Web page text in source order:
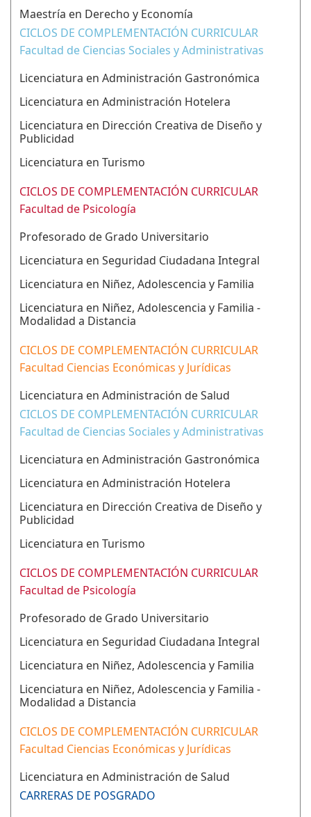
Maestría en Derecho y Economía
CICLOS DE COMPLEMENTACIÓN CURRICULAR
Facultad de Ciencias Sociales y Administrativas
Licenciatura en Administración Gastronómica
Licenciatura en Administración Hotelera
Licenciatura en Dirección Creativa de Diseño y
Publicidad
Licenciatura en Turismo
CICLOS DE COMPLEMENTACIÓN CURRICULAR
Facultad de Psicología
Profesorado de Grado Universitario
Licenciatura en Seguridad Ciudadana Integral
Licenciatura en Niñez, Adolescencia y Familia
Licenciatura en Niñez, Adolescencia y Familia -
Modalidad a Distancia
CICLOS DE COMPLEMENTACIÓN CURRICULAR
Facultad Ciencias Económicas y Jurídicas
Licenciatura en Administración de Salud
CICLOS DE COMPLEMENTACIÓN CURRICULAR
Facultad de Ciencias Sociales y Administrativas
Licenciatura en Administración Gastronómica
Licenciatura en Administración Hotelera
Licenciatura en Dirección Creativa de Diseño y
Publicidad
Licenciatura en Turismo
CICLOS DE COMPLEMENTACIÓN CURRICULAR
Facultad de Psicología
Profesorado de Grado Universitario
Licenciatura en Seguridad Ciudadana Integral
Licenciatura en Niñez, Adolescencia y Familia
Licenciatura en Niñez, Adolescencia y Familia -
Modalidad a Distancia
CICLOS DE COMPLEMENTACIÓN CURRICULAR
Facultad Ciencias Económicas y Jurídicas
Licenciatura en Administración de Salud
CARRERAS DE POSGRADO